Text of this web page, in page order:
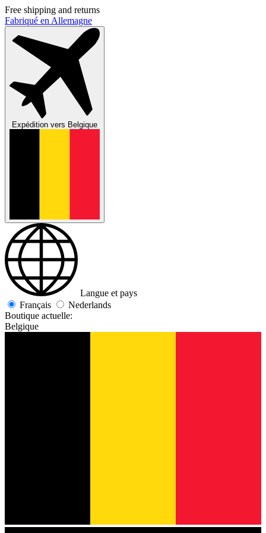
Free shipping and returns
Fabriqué en Allemagne
Expédition vers Belgique
Langue et pays
Français
Nederlands
Boutique actuelle:
Belgique